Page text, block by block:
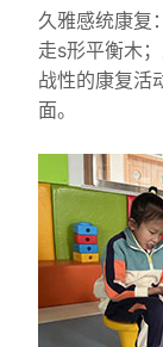
久雅感统康复
走s形平衡木
战性的康复活
面。